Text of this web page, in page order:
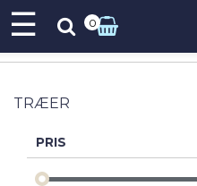
☰ 0
TRÆER
PRIS